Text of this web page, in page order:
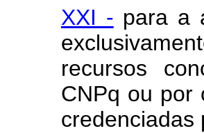
XXI - para a
recursos
CNPq ou por
credenciadas